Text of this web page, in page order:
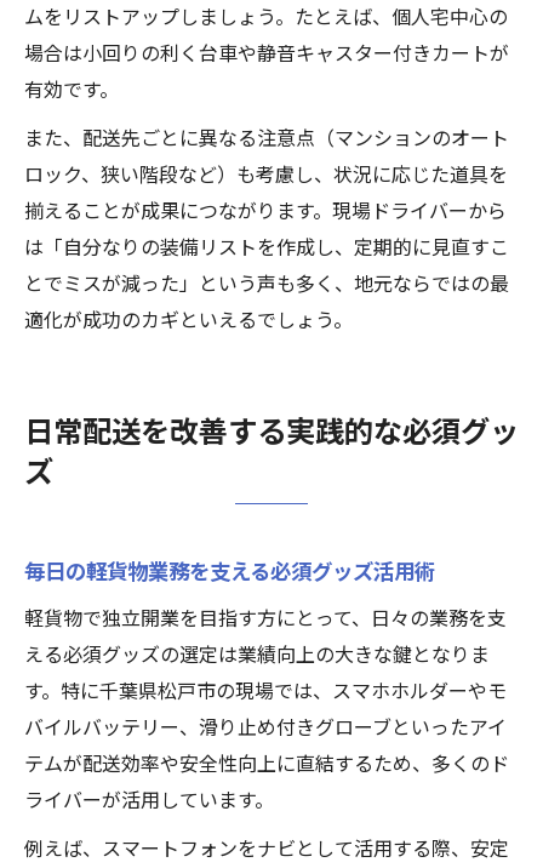
ムをリストアップしましょう。たとえば、個人宅中心の
場合は小回りの利く台車や静音キャスター付きカートが
有効です。
また、配送先ごとに異なる注意点（マンションのオート
ロック、狭い階段など）も考慮し、状況に応じた道具を
揃えることが成果につながります。現場ドライバーから
は「自分なりの装備リストを作成し、定期的に見直すこ
とでミスが減った」という声も多く、地元ならではの最
適化が成功のカギといえるでしょう。
日常配送を改善する実践的な必須グッ
ズ
毎日の軽貨物業務を支える必須グッズ活用術
軽貨物で独立開業を目指す方にとって、日々の業務を支
える必須グッズの選定は業績向上の大きな鍵となりま
す。特に千葉県松戸市の現場では、スマホホルダーやモ
バイルバッテリー、滑り止め付きグローブといったアイ
テムが配送効率や安全性向上に直結するため、多くのド
ライバーが活用しています。
例えば、スマートフォンをナビとして活用する際、安定